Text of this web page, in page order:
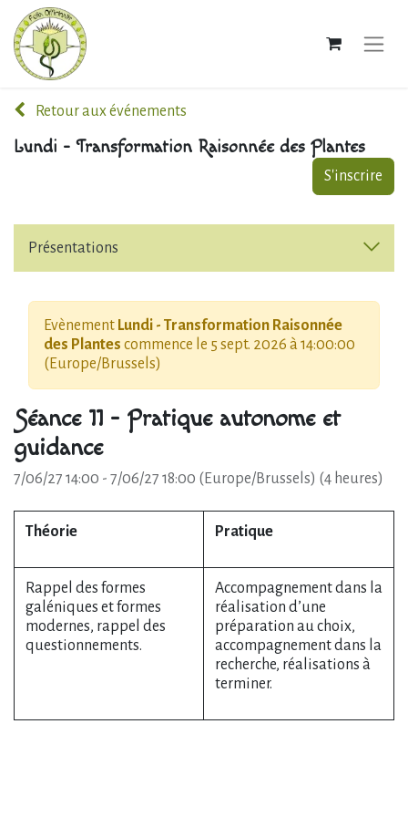
Retour aux événements
Lundi - Transformation Raisonnée des Plantes
S'inscrire
Présentations
Evènement Lundi - Transformation Raisonnée
des Plantes commence le 5 sept. 2026 à 14:00:00
( Europe/Brussels)
Séance 11 - Pratique autonome et
guidance
7/06/27 14:00 - 7/06/27 18:00 ( Europe/Brussels) (4 heures)
Théorie Pratique
Rappel des formes
galéniques et formes
modernes, rappel des
questionnements.
Accompagnement dans la
réalisation d’une
préparation au choix,
accompagnement dans la
recherche, réalisations à
terminer.